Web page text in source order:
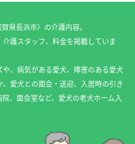
県長浜市）の介護内容。
護スタッフ、料金を掲載していま
、病気がある愛犬、障害のある愛犬
愛犬との面会・送迎、入居時の引き
、面会室など、愛犬の老犬ホーム入